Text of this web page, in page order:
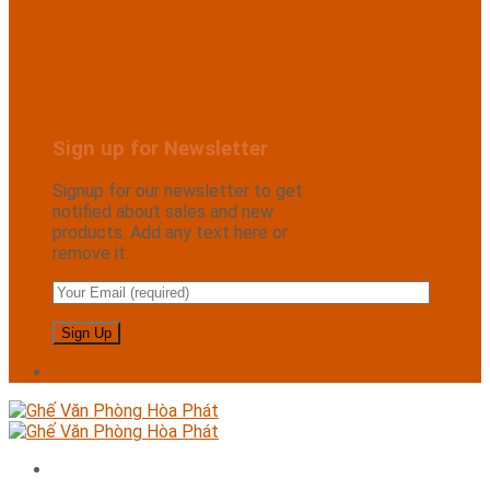
Sign up for Newsletter
Signup for our newsletter to get
notified about sales and new
products. Add any text here or
remove it.